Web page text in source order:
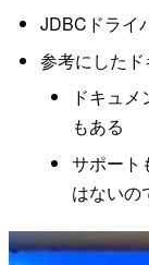
JDBCドライ
参考にした
ドキュ
もある
サポート
はないの